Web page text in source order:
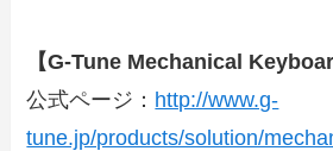
【G-Tune Mechanical
公式ページ： http://www.g-
tune.jp/products/solution/